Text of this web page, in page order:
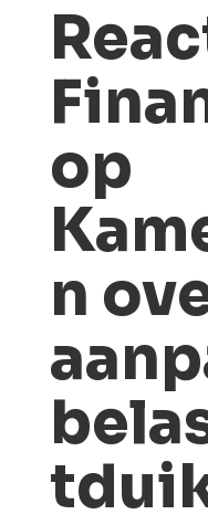
op
n